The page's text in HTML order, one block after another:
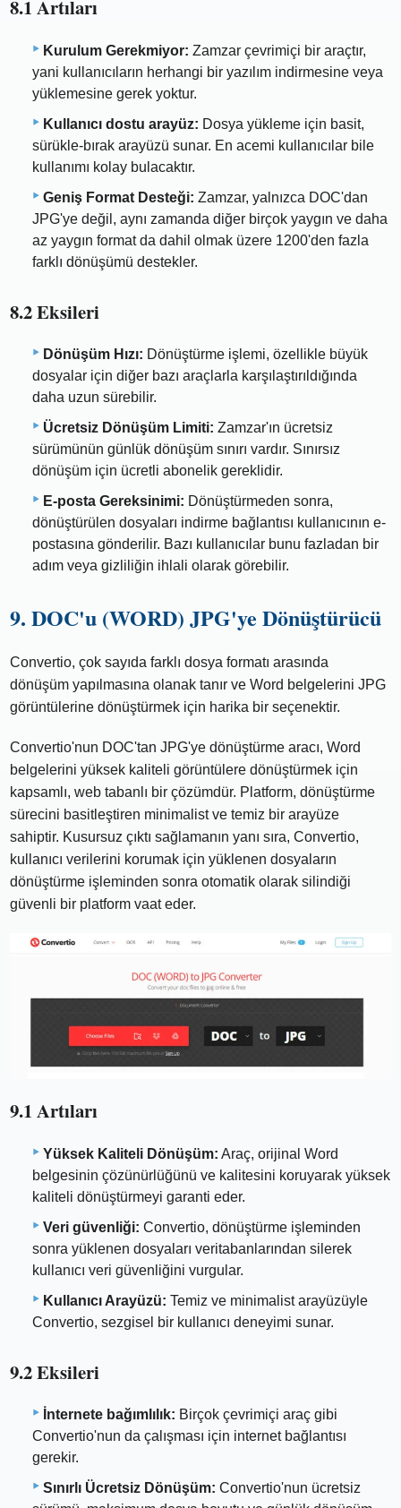
8.1 Artıları
Kurulum Gerekmiyor: Zamzar çevrimiçi bir araçtır,
yani kullanıcıların herhangi bir yazılım indirmesine veya
yüklemesine gerek yoktur.
Kullanıcı dostu arayüz: Dosya yükleme için basit,
sürükle-bırak arayüzü sunar. En acemi kullanıcılar bile
kullanımı kolay bulacaktır.
Geniş Format Desteği: Zamzar, yalnızca DOC'dan
JPG'ye değil, aynı zamanda diğer birçok yaygın ve daha
az yaygın format da dahil olmak üzere 1200'den fazla
farklı dönüşümü destekler.
8.2 Eksileri
Dönüşüm Hızı: Dönüştürme işlemi, özellikle büyük
dosyalar için diğer bazı araçlarla karşılaştırıldığında
daha uzun sürebilir.
Ücretsiz Dönüşüm Limiti: Zamzar'ın ücretsiz
sürümünün günlük dönüşüm sınırı vardır. Sınırsız
dönüşüm için ücretli abonelik gereklidir.
E-posta Gereksinimi: Dönüştürmeden sonra,
dönüştürülen dosyaları indirme bağlantısı kullanıcının e-
postasına gönderilir. Bazı kullanıcılar bunu fazladan bir
adım veya gizliliğin ihlali olarak görebilir.
9. DOC'u (WORD) JPG'ye Dönüştürücü
Convertio, çok sayıda farklı dosya formatı arasında
dönüşüm yapılmasına olanak tanır ve Word belgelerini JPG
görüntülerine dönüştürmek için harika bir seçenektir.
Convertio'nun DOC'tan JPG'ye dönüştürme aracı, Word
belgelerini yüksek kaliteli görüntülere dönüştürmek için
kapsamlı, web tabanlı bir çözümdür. Platform, dönüştürme
sürecini basitleştiren minimalist ve temiz bir arayüze
sahiptir. Kusursuz çıktı sağlamanın yanı sıra, Convertio,
kullanıcı verilerini korumak için yüklenen dosyaların
dönüştürme işleminden sonra otomatik olarak silindiği
güvenli bir platform vaat eder.
9.1 Artıları
Yüksek Kaliteli Dönüşüm: Araç, orijinal Word
belgesinin çözünürlüğünü ve kalitesini koruyarak yüksek
kaliteli dönüştürmeyi garanti eder.
Veri güvenliği: Convertio, dönüştürme işleminden
sonra yüklenen dosyaları veritabanlarından silerek
kullanıcı veri güvenliğini vurgular.
Kullanıcı Arayüzü: Temiz ve minimalist arayüzüyle
Convertio, sezgisel bir kullanıcı deneyimi sunar.
9.2 Eksileri
İnternete bağımlılık: Birçok çevrimiçi araç gibi
Convertio'nun da çalışması için internet bağlantısı
gerekir.
Sınırlı Ücretsiz Dönüşüm: Convertio'nun ücretsiz